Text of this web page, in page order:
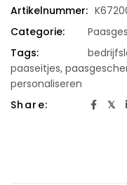
Artikelnummer:
Categorie:
Tags:
paaseitjes,
personaliseren
Share: